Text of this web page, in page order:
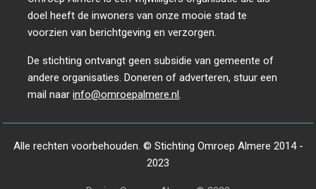
doel heeft de inwoners van onze mooie stad te
voorzien van berichtgeving en verzorgen.
De stichting ontvangt geen subsidie van gemeente of
andere organisaties. Doneren of adverteren, stuur een
mail naarinfo@omroepalmere.nl.
Alle rechten voorbehouden. © Stichting Omroep Almere 2014 -
2023